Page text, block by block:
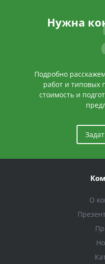
Нужна
Подробно
работ и типовых
стоимость и
О